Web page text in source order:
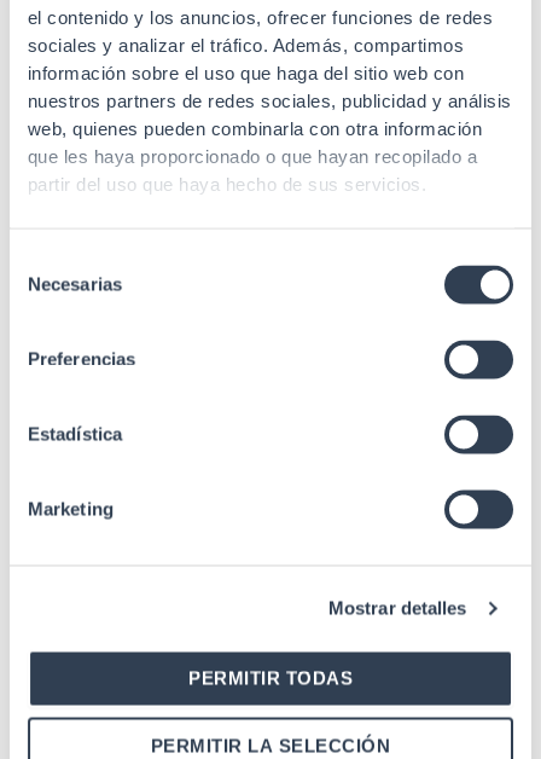
el contenido y los anuncios, ofrecer funciones de redes
sociales y analizar el tráfico. Además, compartimos
información sobre el uso que haga del sitio web con
nuestros partners de redes sociales, publicidad y análisis
web, quienes pueden combinarla con otra información
que les haya proporcionado o que hayan recopilado a
partir del uso que haya hecho de sus servicios.
Necesarias
Preferencias
Estadística
Marketing
Mostrar detalles
PERMITIR TODAS
PERMITIR LA SELECCIÓN
NVP Igual a 77%
aislamiento
conductor
02 mm, Ø 1
Material cubierta
Color cubierta
pares
TIA/EIA T568A-T568B
frecuencia
Interior rígido
Apantallado No (UTP)
Longitud 305 m